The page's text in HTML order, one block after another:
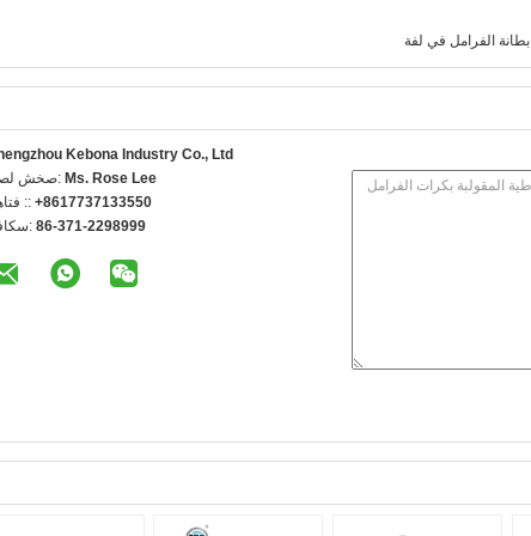
بطانة الفرامل في لفة
Kebona Industry Co., Ltd
اتصل Ms. Rose Lee
+8617737133550
86-371-2298999